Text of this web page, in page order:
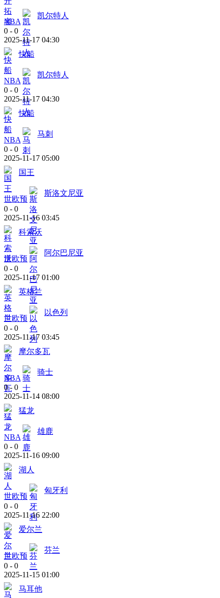
NBA
凯尔特人
0 - 0
2025-11-17 04:30
快船
NBA
凯尔特人
0 - 0
2025-11-17 04:30
快船
NBA
马刺
0 - 0
2025-11-17 05:00
国王
世欧预
斯洛文尼亚
0 - 0
2025-11-16 03:45
科索沃
世欧预
阿尔巴尼亚
0 - 0
2025-11-17 01:00
英格兰
世欧预
以色列
0 - 0
2025-11-17 03:45
摩尔多瓦
NBA
骑士
0 - 0
2025-11-14 08:00
猛龙
NBA
雄鹿
0 - 0
2025-11-16 09:00
湖人
世欧预
匈牙利
0 - 0
2025-11-16 22:00
爱尔兰
世欧预
芬兰
0 - 0
2025-11-15 01:00
马耳他